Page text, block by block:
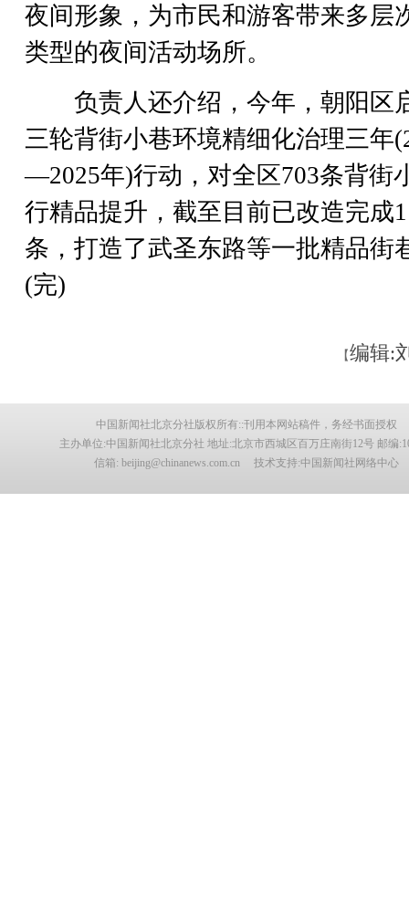
夜间形象，为市民和游客带来多层
类型的夜间活动场所。
负责人还介绍，今年，朝阳区
三轮背街小巷环境精细化治理三年
—2025年)行动，对全区703条背街
行精品提升，截至目前已改造完成
条，打造了武圣东路等一批精品街
(完)
【编辑:
中国新闻社北京分社版权所有::刊用本网站稿件，务经书面授权
主办单位:中国新闻社北京分社 地址:北京市西城区百万庄南街12号 邮编
信箱: beijing@chinanews.com.cn 技术支持:中国新闻社网络中心